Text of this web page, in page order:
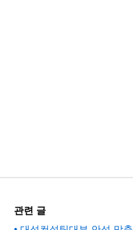
관련 글